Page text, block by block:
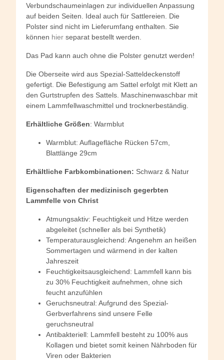
Verbundschaumeinlagen zur individuellen Anpassung
auf beiden Seiten. Ideal auch für Sattlereien. Die
Polster sind nicht im Lieferumfang enthalten. Sie
können hier separat bestellt werden.
Das Pad kann auch ohne die Polster genutzt werden!
Die Oberseite wird aus Spezial-Satteldeckenstoff
gefertigt. Die Befestigung am Sattel erfolgt mit Klett an
den Gurtstrupfen des Sattels. Maschinenwaschbar mit
einem Lammfellwaschmittel und trocknerbeständig.
Erhältliche Größen: Warmblut
Warmblut: Auflagefläche Rücken 57cm,
Blattlänge 29cm
Erhältliche Farbkombinationen: Schwarz & Natur
Eigenschaften der medizinisch gegerbten
Lammfelle von Christ
Atmungsaktiv: Feuchtigkeit und Hitze werden
abgeleitet (schneller als bei Synthetik)
Temperaturausgleichend: Angenehm an heißen
Sommertagen und wärmend in der kalten
Jahreszeit
Feuchtigkeitsausgleichend: Lammfell kann bis
zu 30% Feuchtigkeit aufnehmen, ohne sich
feucht anzufühlen
Geruchsneutral: Aufgrund des Spezial-
Gerbverfahrens sind unsere Felle
geruchsneutral
Antibakteriell: Lammfell besteht zu 100% aus
Kollagen und bietet somit keinen Nährboden für
Viren oder Bakterien